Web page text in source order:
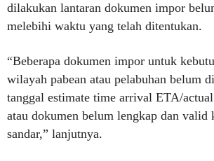
dilakukan lantaran dokumen impor
melebihi waktu yang telah ditentukan.
“Beberapa dokumen impor untuk
wilayah pabean atau pelabuhan belum
tanggal estimate time arrival ETA/
atau dokumen belum lengkap dan valid
sandar,” lanjutnya.